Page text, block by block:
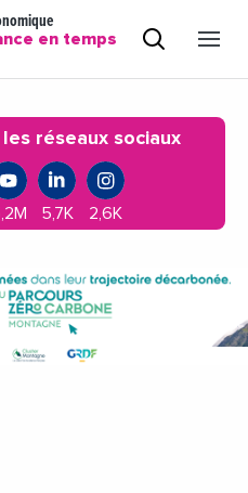
en temps
réseaux sociaux
5,7K 2,6K